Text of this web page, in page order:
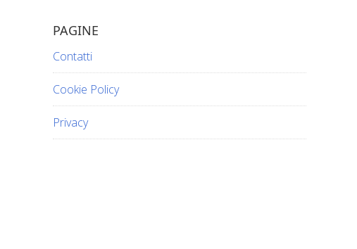
PAGINE
Contatti
Cookie Policy
Privacy